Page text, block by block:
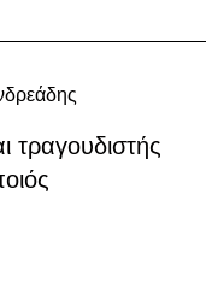
τραγουδιστής